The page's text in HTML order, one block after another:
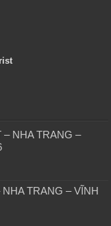
NHA TRANG –
TRANG – VĨNH